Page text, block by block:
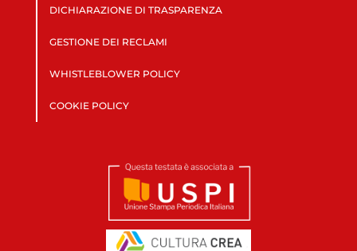
DICHIARAZIONE DI TRASPARENZA
GESTIONE DEI RECLAMI
WHISTLEBLOWER POLICY
COOKIE POLICY